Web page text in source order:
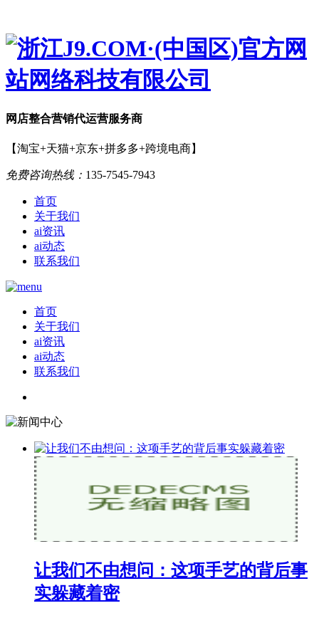
网店整合营销代运营服务商
【淘宝+天猫+京东+拼多多+跨境电商】
免费咨询热线： 135-7545-7943
首页
关于我们
ai资讯
ai动态
联系我们
首页
关于我们
ai资讯
ai动态
联系我们
让我们不由想问：这项手艺的背后事
实躲藏着密